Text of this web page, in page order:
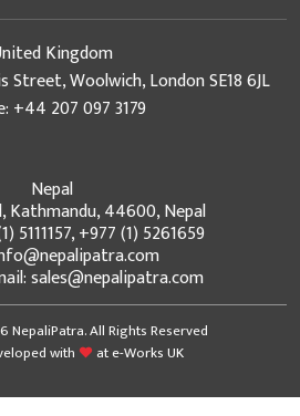
Kingdom
Street, Woolwich, London SE18 6JL
+44 207 097 3179
Nepal
Kathmandu, 44600, Nepal
5111157, +977 (1) 5261659
sales@nepalipatra.com
All Rights Reserved
with
ate-Works UK